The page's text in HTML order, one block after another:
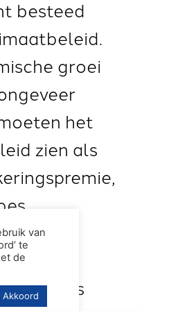
besteed
groei
het
zien als
groei
zoals
van
te
de
Akkoord